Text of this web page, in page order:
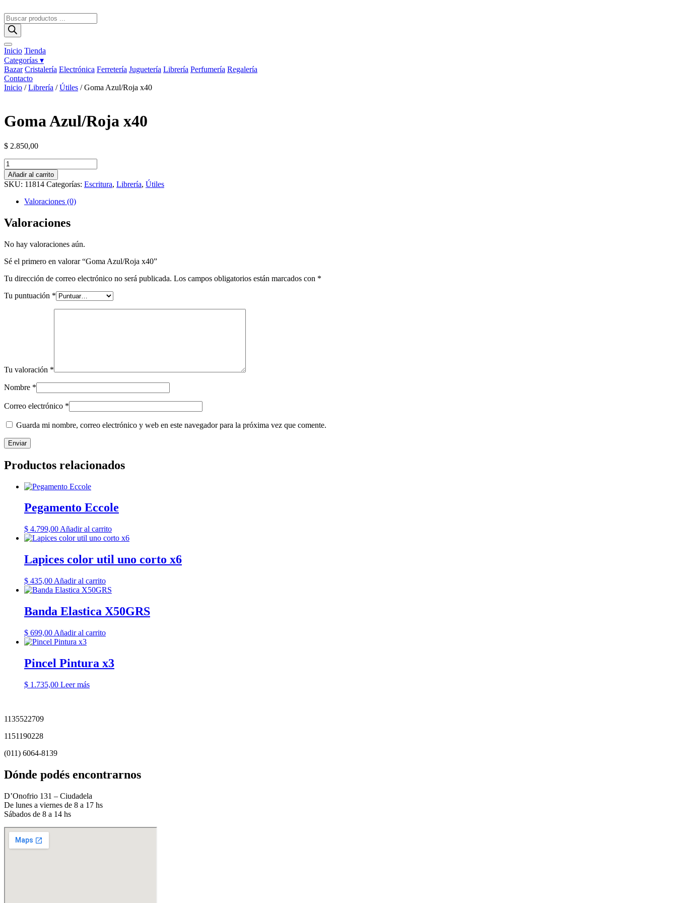
al
contenido
Búsqueda
de
productos
Inicio Tienda
Categorías ▾
Bazar Cristalería Electrónica Ferretería Juguetería Librería Perfumería Regalería
Contacto
Inicio /Librería /Útiles / Goma Azul/Roja x40
Goma Azul/Roja x40
$ 2.850,00
Goma
Azul/Roja
x40
cantidad
Añadir al carrito
SKU: 11814 Categorías: Escritura, Librería, Útiles
Valoraciones (0)
Valoraciones
No hay valoraciones aún.
Sé el primero en valorar “Goma Azul/Roja x40”
Tu dirección de correo electrónico no será publicada. Los campos obligatorios están marcados con *
Tu puntuación *
Tu valoración *
Nombre *
Correo electrónico *
Guarda mi nombre, correo electrónico y web en este navegador para la próxima vez que comente.
Productos relacionados
Pegamento Eccole
$ 4.799,00 Añadir al carrito
Lapices color util uno corto x6
$ 435,00 Añadir al carrito
Banda Elastica X50GRS
$ 699,00 Añadir al carrito
Pincel Pintura x3
$ 1.735,00 Leer más
1135522709
1151190228
(011) 6064-8139
Dónde podés encontrarnos
D’Onofrio 131 – Ciudadela
De lunes a viernes de 8 a 17 hs
Sábados de 8 a 14 hs